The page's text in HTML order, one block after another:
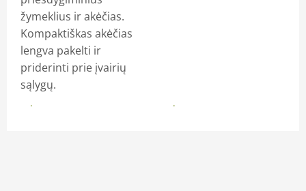
žymeklius ir akėčias.
Kompaktiškas akėčias
lengva pakelti ir
priderinti prie įvairių
sąlygų.
Daugiau
Daugiau